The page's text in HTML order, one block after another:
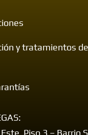
y tratamientos
Piso 3 – Barrio